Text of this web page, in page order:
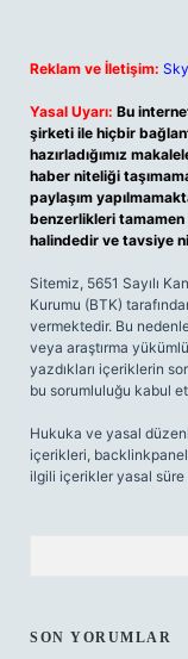
Reklam ve İletişim:
Yasal Uyarı: Bu
şirketi ile hiçbir
hazırladığımız
haber niteliği
paylaşım
benzerlikleri
halindedir ve tavsiye
Sitemiz, 5651 Sayılı
Kurumu (BTK)
vermektedir. Bu
veya araştırma
yazdıkları içeriklerin
bu sorumluluğu kabul
Hukuka ve yasal
içerikleri,
ilgili içerikler yasal süre
SON YORUMLAR